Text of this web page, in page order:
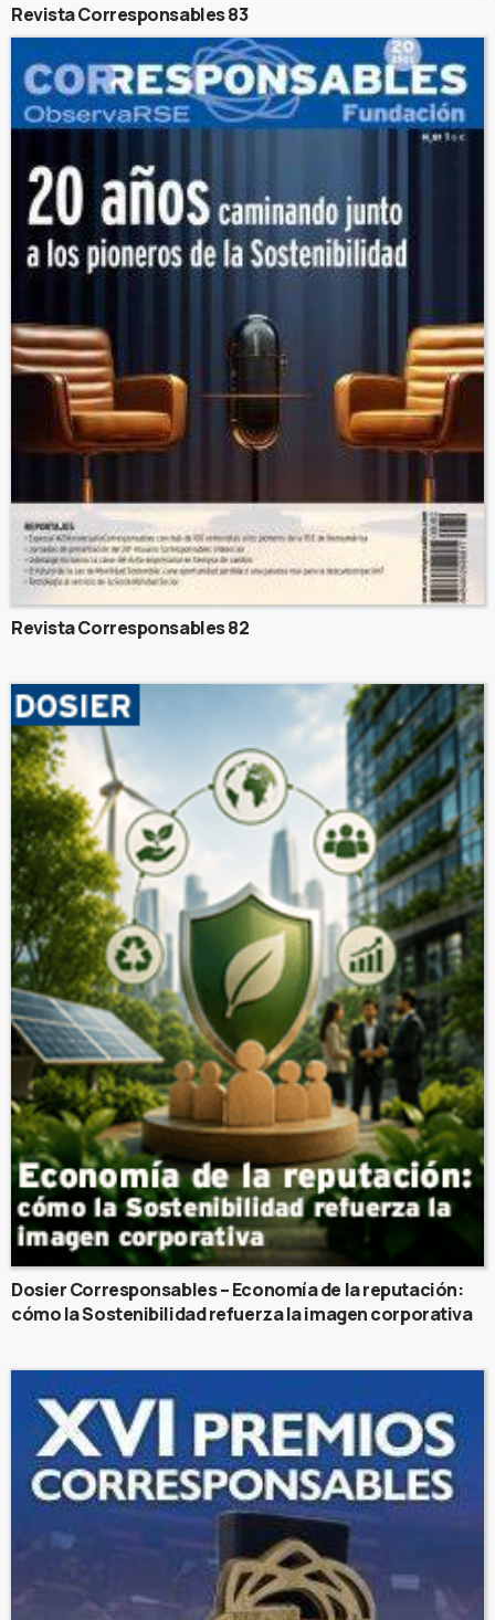
Revista Corresponsables 83
Revista Corresponsables 82
Dosier Corresponsables – Economía de la reputación:
cómo la Sostenibilidad refuerza la imagen corporativa